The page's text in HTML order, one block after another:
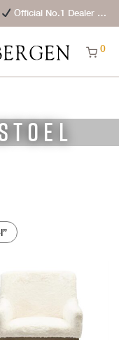
Official No.1 Dealer
0